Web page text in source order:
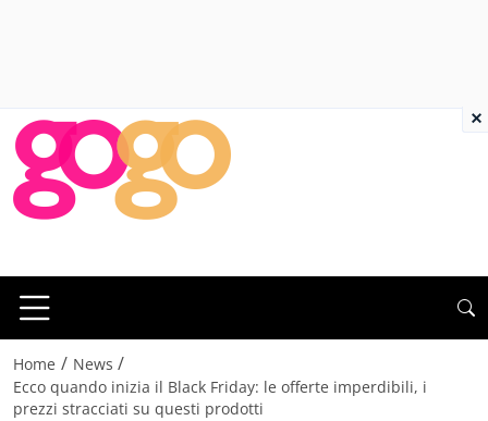
Home / News /
Ecco quando inizia il Black Friday: le offerte imperdibili, i
prezzi stracciati su questi prodotti
×